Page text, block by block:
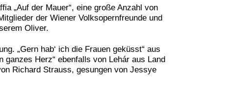
„Auf der Mauer“, eine große Anzahl von
der Wiener Volksopernfreunde und
Oliver.
„Gern hab‘ ich die Frauen geküsst“ aus
ganzes Herz“ ebenfalls von Lehár aus Land
Richard Strauss, gesungen von Jessye